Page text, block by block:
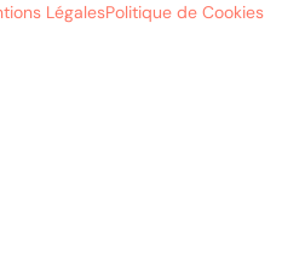
LégalesPolitique de Cookies